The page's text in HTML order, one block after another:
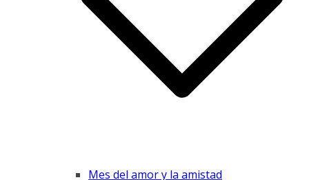
Mes del amor y la amistad